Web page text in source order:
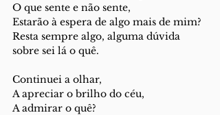
O que sente e não sente,
Estarão à espera de algo mais de mim?
Resta sempre algo, alguma dúvida
sobre sei lá o quê.
Continuei a olhar,
A apreciar o brilho do céu,
A admirar o quê?